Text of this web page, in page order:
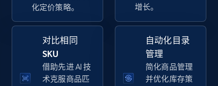
Specifications, Image urls, Top reviews, and
more.
5.6K+ 立即开始
化定价策略。
增长。
对比相同
SKU
借助先进 AI 技
术克服商品匹
自动化目录
管理
简化商品管理
并优化库存策